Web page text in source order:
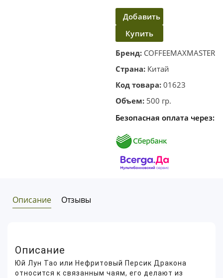
Добавить
в
корзину
Купить
в один
клик
Бренд: COFFEEMAXMASTER
Страна: Китай
Код товара: 01623
Объем: 500 гр.
Безопасная оплата через:
Описание Отзывы
Описание
Юй Лун Тао или Нефритовый Персик Дракона
относится к связанным чаям, его делают из